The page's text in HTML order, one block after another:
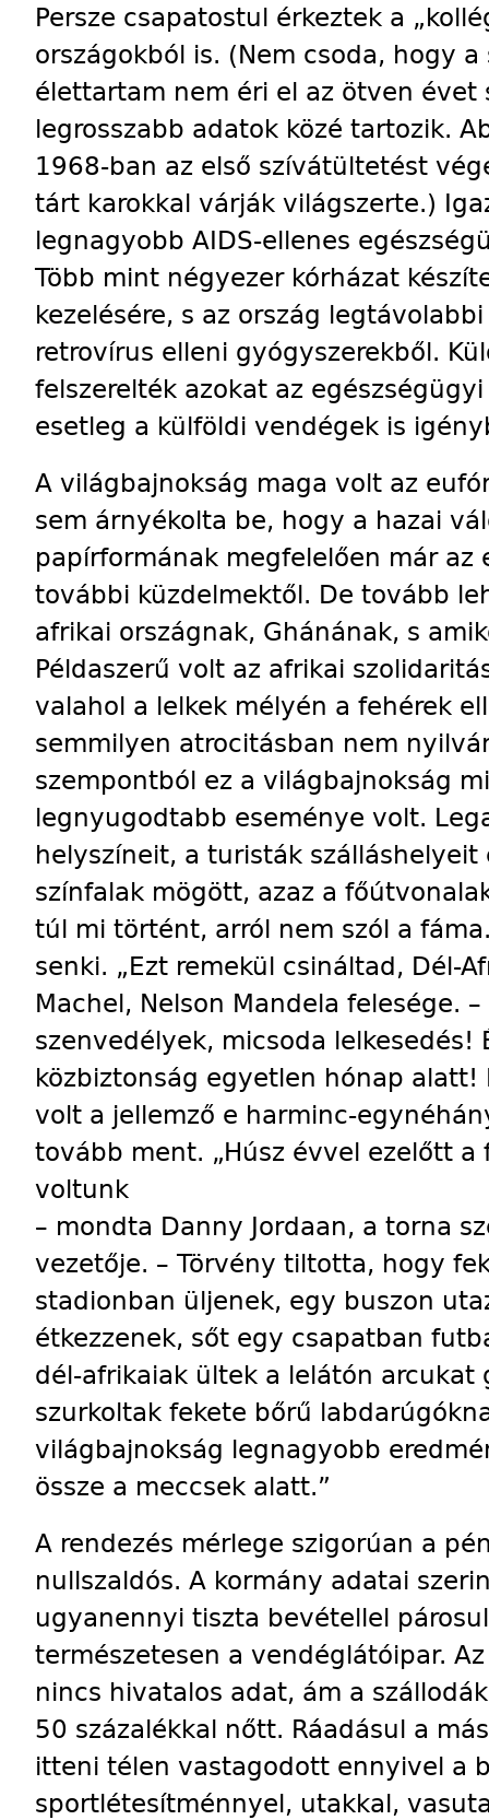
Persze csapatostul érkeztek a
országokból is. (Nem csoda, hogy
élettartam nem éri el az ötven évet
legrosszabb adatok közé tartozik.
1968-ban az első szívátültetést
tárt karokkal várják világszerte.)
legnagyobb AIDS-ellenes
Több mint négyezer kórházat
kezelésére, s az ország
retrovírus elleni gyógyszerekből.
felszerelték azokat az
esetleg a külföldi vendégek is
A világbajnokság maga volt az
sem árnyékolta be, hogy a hazai
papírformának megfelelően már az
további küzdelmektől. De tovább
afrikai országnak, Ghánának, s
Példaszerű volt az afrikai
valahol a lelkek mélyén a fehérek
semmilyen atrocitásban nem
szempontból ez a világbajnokság
legnyugodtabb eseménye volt.
helyszíneit, a turisták
színfalak mögött, azaz a
túl mi történt, arról nem szól a
senki. „Ezt remekül csináltad, Dél-
Machel, Nelson Mandela felesége.
szenvedélyek, micsoda lelkesedés!
közbiztonság egyetlen hónap alatt!
volt a jellemző e harminc-
tovább ment. „Húsz évvel ezelőtt
voltunk
– mondta Danny Jordaan, a torna
vezetője. – Törvény tiltotta, hogy
stadionban üljenek, egy buszon
étkezzenek, sőt egy csapatban
dél-afrikaiak ültek a lelátón arcukat
szurkoltak fekete bőrű
világbajnokság legnagyobb
össze a meccsek alatt.”
A rendezés mérlege szigorúan a
nullszaldós. A kormány adatai
ugyanennyi tiszta bevétellel
természetesen a vendéglátóipar.
nincs hivatalos adat, ám a
50 százalékkal nőtt. Rá­adásul a
itteni télen vastagodott ennyivel a
sportlétesítménnyel, utakkal,